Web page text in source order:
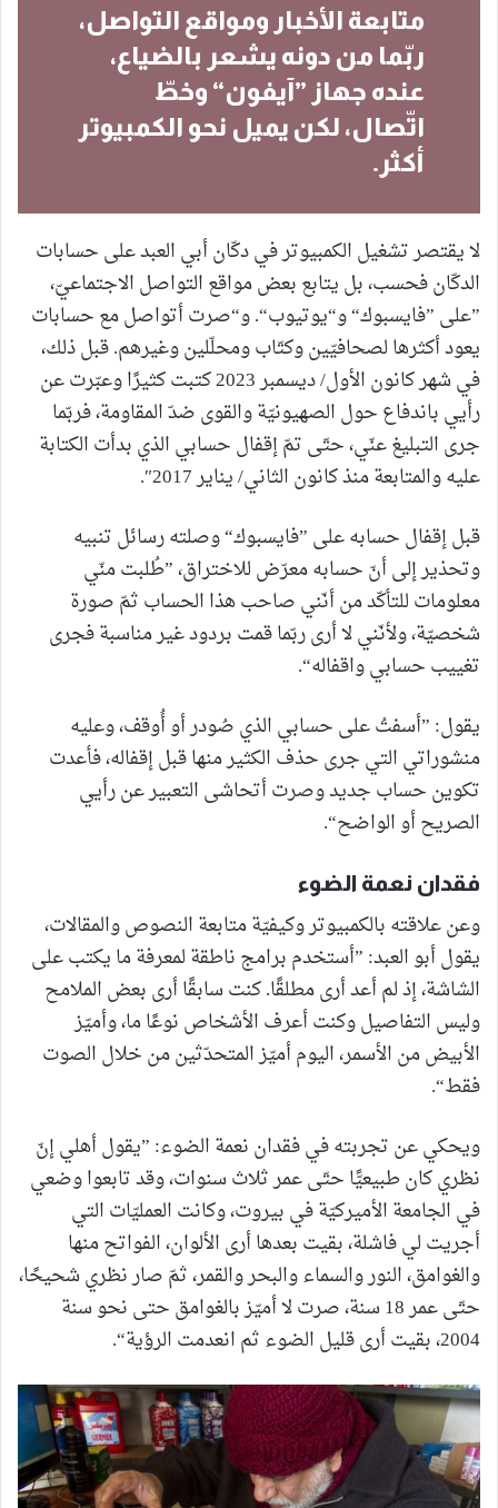
متابعة الأخبار ومواقع التواصل،
ربّما من دونه يشعر بالضياع،
عنده جهاز ”آيفون“ وخطّ
اتّصال، لكن يميل نحو الكمبيوتر
أكثر.
لا يقتصر تشغيل الكمبيوتر في دكّان أبي العبد على حسابات
الدكّان فحسب، بل يتابع بعض مواقع التواصل الاجتماعيّ،
”على ”فايسبوك“ و“يوتيوب“. و“صرت أتواصل مع حسابات
يعود أكثرها لصحافيّين وكتّاب ومحلّلين وغيرهم. قبل ذلك،
في شهر كانون الأول/ ديسمبر 2023 كتبت كثيرًا وعبّرت عن
رأيي باندفاع حول الصهيونيّة والقوى ضدّ المقاومة، فربّما
جرى التبليغ عنّي، حتّى تمّ إقفال حسابي الذي بدأت الكتابة
عليه والمتابعة منذ كانون الثاني/ يناير 2017″.
قبل إقفال حسابه على ”فايسبوك“ وصلته رسائل تنبيه
وتحذير إلى أنّ حسابه معرّض للاختراق، ”طُلبت منّي
معلومات للتأكّد من أنّني صاحب هذا الحساب ثمّ صورة
شخصيّة، ولأنّني لا أرى ربّما قمت بردود غير مناسبة فجرى
تغييب حسابي واقفاله“.
يقول: ”أسفتُ على حسابي الذي صُودر أو أُوقف، وعليه
منشوراتي التي جرى حذف الكثير منها قبل إقفاله، فأعدت
تكوين حساب جديد وصرت أتحاشى التعبير عن رأيي
الصريح أو الواضح“.
فقدان نعمة الضوء
وعن علاقته بالكمبيوتر وكيفيّة متابعة النصوص والمقالات،
يقول أبو العبد: ”أستخدم برامج ناطقة لمعرفة ما يكتب على
الشاشة، إذ لم أعد أرى مطلقًا. كنت سابقًا أرى بعض الملامح
وليس التفاصيل وكنت أعرف الأشخاص نوعًا ما، وأميّز
الأبيض من الأسمر، اليوم أميّز المتحدّثين من خلال الصوت
فقط“.
ويحكي عن تجربته في فقدان نعمة الضوء: ”يقول أهلي إنّ
نظري كان طبيعيًّا حتّى عمر ثلاث سنوات، وقد تابعوا وضعي
في الجامعة الأميركيّة في بيروت، وكانت العمليّات التي
أجريت لي فاشلة، بقيت بعدها أرى الألوان، الفواتح منها
والغوامق، النور والسماء والبحر والقمر، ثمّ صار نظري شحيحًا،
حتّى عمر 18 سنة، صرت لا أميّز بالغوامق حتى نحو سنة
2004، بقيت أرى قليل الضوء ثم انعدمت الرؤية“.